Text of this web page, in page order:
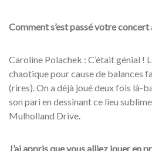
Comment s’est passé votre concert
Caroline Polachek : C’était génial !
chaotique pour cause de balances
(rires). On a déjà joué deux fois là-
son pari en dessinant ce lieu
Mulholland Drive.
J’ai appris que vous alliez jouer en